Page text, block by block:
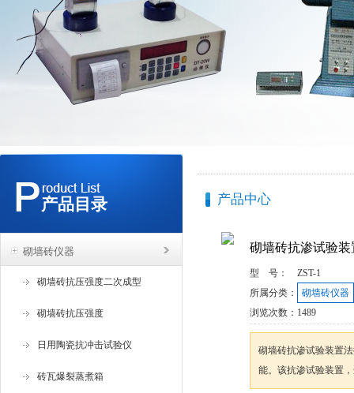
产品目录
砌墙砖仪器
砌墙砖抗压强度二次成型
砌墙砖抗压强度
日用陶瓷抗冲击试验仪
砖瓦爆裂蒸煮箱
产品中心
砌墙砖抗渗试验装
型 号：
ZST-1
所属分类：
砌墙砖仪器
浏览次数： 1489
砌墙砖抗渗试验装置
能。该抗渗试验装置